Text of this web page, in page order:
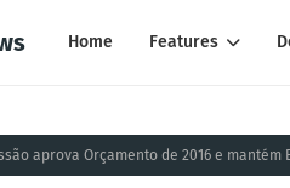
Home Features
aprova Orçamento de 2016 e mantém